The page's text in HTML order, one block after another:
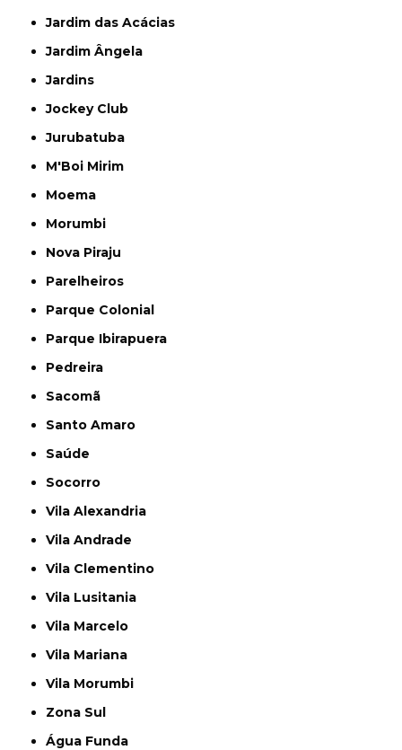
Jardim das Acácias
Jardim Ângela
Jardins
Jockey Club
Jurubatuba
M'Boi Mirim
Moema
Morumbi
Nova Piraju
Parelheiros
Parque Colonial
Parque Ibirapuera
Pedreira
Sacomã
Santo Amaro
Saúde
Socorro
Vila Alexandria
Vila Andrade
Vila Clementino
Vila Lusitania
Vila Marcelo
Vila Mariana
Vila Morumbi
Zona Sul
Água Funda